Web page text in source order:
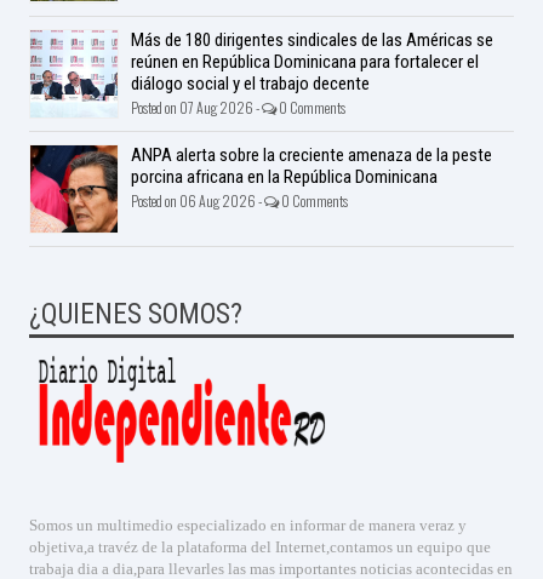
Más de 180 dirigentes sindicales de las Américas se
reúnen en República Dominicana para fortalecer el
diálogo social y el trabajo decente
Posted on 07 Aug 2026 - 0 Comments
ANPA alerta sobre la creciente amenaza de la peste
porcina africana en la República Dominicana
Posted on 06 Aug 2026 - 0 Comments
¿QUIENES SOMOS?
Somos un multimedio especializado en informar de manera veraz y
objetiva,a travéz de la plataforma del Internet,contamos un equipo que
trabaja dia a dia,para llevarles las mas importantes noticias acontecidas en